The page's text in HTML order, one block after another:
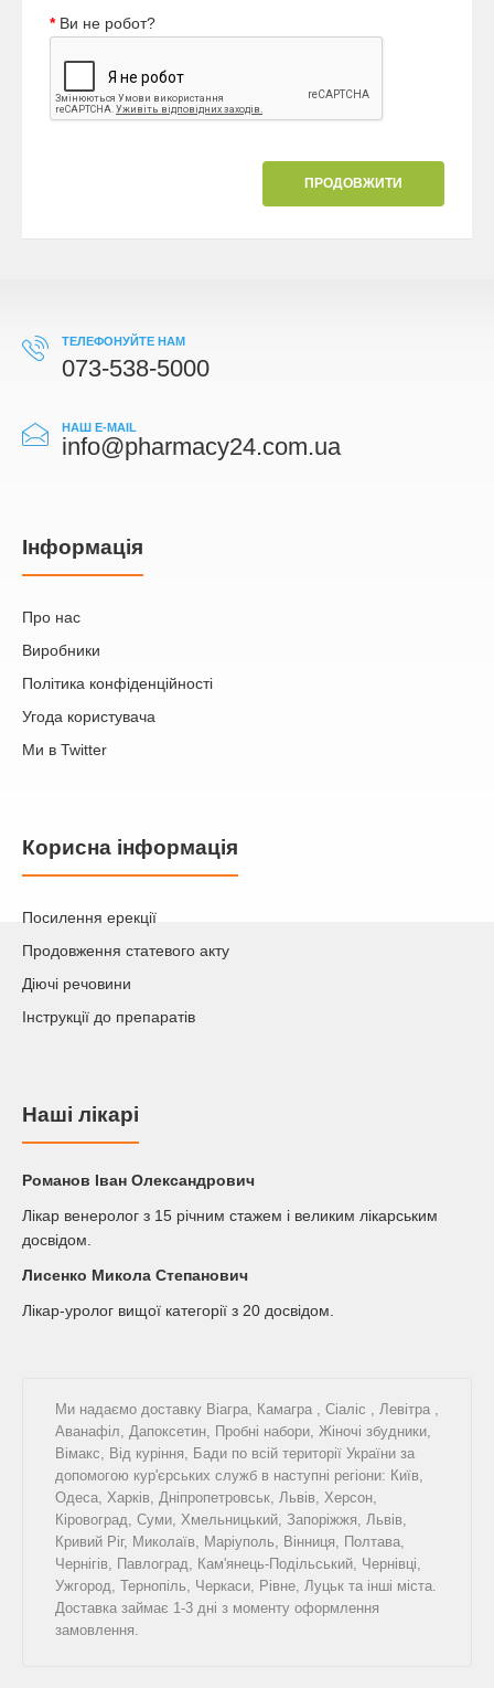
Ви не робот?
ПРОДОВЖИТИ
ТЕЛЕФОНУЙТЕ НАМ
073-538-5000
НАШ E-MAIL
info@pharmacy24.com.ua
Iнформація
Про нас
Виробники
Політика конфіденційності
Угода користувача
Ми в Twitter
Корисна інформація
Посилення ерекції
Продовження статевого акту
Діючі речовини
Інструкції до препаратів
Наші лікарі
Романов Iван Олександрович
Лікар венеролог з 15 річним стажем і великим лікарським
досвідом.
Лисенко Микола Степанович
Лікар-уролог вищої категорії з 20 досвідом.
Ми надаємо доставку Віагра Камагра Сіаліс Левітра
Аванафіл
Дапоксетин Пробні набори Жіночі збудники
Вімакс
Від куріння Бади по всій території України за
допомогою кур'єрських служб в наступні регіони: Київ,
Одеса, Харків, Дніпропетровськ, Львів, Херсон,
Кіровоград, Суми, Хмельницький, Запоріжжя, Львів,
Кривий Ріг, Миколаїв, Маріуполь, Вінниця, Полтава,
Чернігів, Павлоград, Кам'янець-Подільський, Чернівці,
Ужгород, Тернопіль, Черкаси, Рівне, Луцьк та інші міста.
Доставка займає 1-3 дні з моменту оформлення
замовлення.